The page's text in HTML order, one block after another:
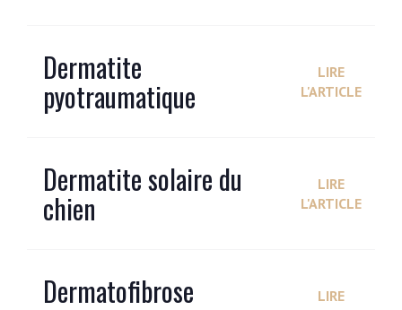
Dermatite
pyotraumatique
LIRE
L'ARTICLE
Dermatite solaire du
chien
LIRE
L'ARTICLE
Dermatofibrose
LIRE